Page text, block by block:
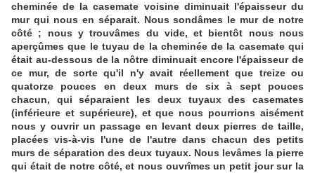
cheminée de la casemate voisine diminuait l'épaisseur du
mur qui nous en séparait. Nous sondâmes le mur de notre
côté ; nous y trouvâmes du vide, et bientôt nous nous
aperçûmes que le tuyau de la cheminée de la casemate qui
était au-dessous de la nôtre diminuait encore l'épaisseur de
ce mur, de sorte qu'il n'y avait réellement que treize ou
quatorze pouces en deux murs de six à sept pouces
chacun, qui séparaient les deux tuyaux des casemates
(inférieure et supérieure), et que nous pourrions aisément
nous y ouvrir un passage en levant deux pierres de taille,
placées vis-à-vis l'une de l'autre dans chacun des petits
murs de séparation des deux tuyaux. Nous levâmes la pierre
qui était de notre côté, et nous ouvrîmes un petit jour sur la